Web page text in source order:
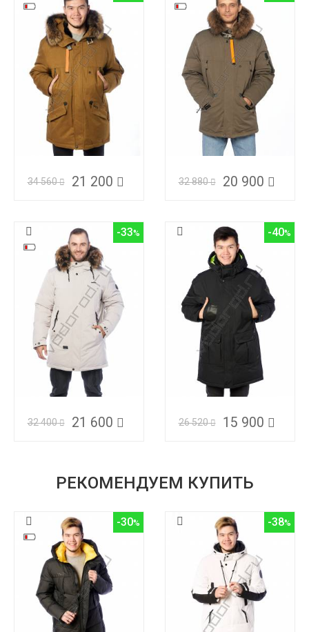
34 560 21 200 32 880 20 900
-33
32 400 21 600
-40
26 520 15 900
РЕКОМЕНДУЕМ КУПИТЬ
-30 -38